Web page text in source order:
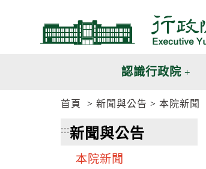
認識行政院
首頁 新聞與公告 本院新聞
:::新聞與公告
本院新聞